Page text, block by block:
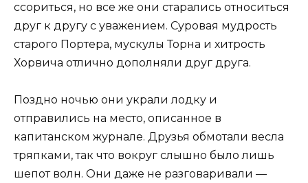
ссориться, но все же они старались относиться
друг к другу с уважением. Суровая мудрость
старого Портера, мускулы Торна и хитрость
Хорвича отлично дополняли друг друга.
Поздно ночью они украли лодку и
отправились на место, описанное в
капитанском журнале. Друзья обмотали весла
тряпками, так что вокруг слышно было лишь
шепот волн. Они даже не разговаривали —